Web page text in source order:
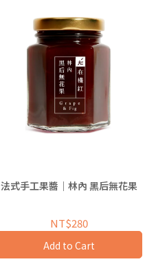
法式手工果醬｜林內 黑后無花果
NT$280
Add to Cart